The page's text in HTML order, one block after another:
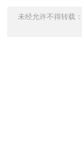
未经允许不得转载：